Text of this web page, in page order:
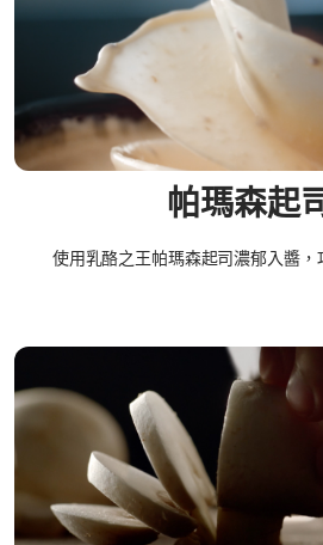
帕瑪森起
使用乳酪之王帕瑪森起司濃郁入醬，